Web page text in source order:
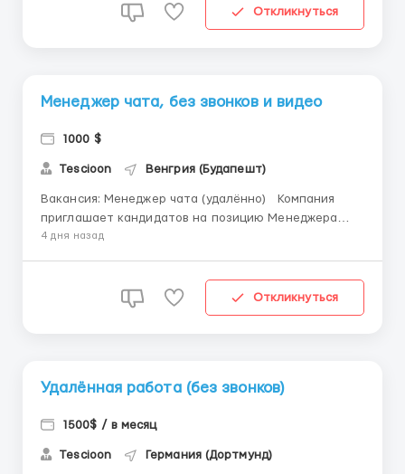
Откликнуться
Менеджер чата, без звонков и видео
1000 $
Tescioon Венгрия (Будапешт)
Вакансия: Менеджер чата (удалённо) Компания
приглашает кандидатов на позицию Менеджера
чата для удалённой работы. Обязанности: -
входящих сообщений Требования: ...
4 дня назад
Откликнуться
Удалённая работа (без звонков)
1500$ / в месяц
Tescioon Германия (Дортмунд)